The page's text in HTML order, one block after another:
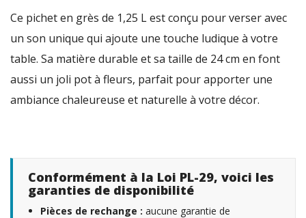
Ce pichet en grès de 1,25 L est conçu pour verser avec
un son unique qui ajoute une touche ludique à votre
table. Sa matière durable et sa taille de 24 cm en font
aussi un joli pot à fleurs, parfait pour apporter une
ambiance chaleureuse et naturelle à votre décor.
Conformément à la Loi PL-29, voici les
garanties de disponibilité
Pièces de rechange : aucune garantie de